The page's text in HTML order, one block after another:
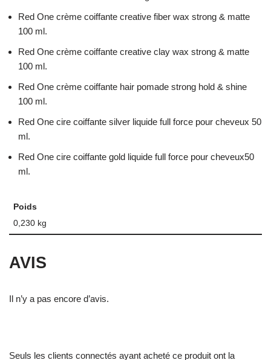
Red One crème coiffante creative fiber wax strong & matte
100 ml.
Red One crème coiffante creative clay wax strong & matte
100 ml.
Red One crème coiffante hair pomade strong hold & shine
100 ml.
Red One cire coiffante silver liquide full force pour cheveux 50
ml.
Red One cire coiffante gold liquide full force pour cheveux50
ml.
Poids
0,230 kg
AVIS
Il n’y a pas encore d’avis.
Seuls les clients connectés ayant acheté ce produit ont la